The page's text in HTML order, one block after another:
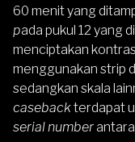
60 menit yang
pada pukul 12 yang
menciptakan
menggunakan strip
sedangkan skala
casebackterdapat
serial number